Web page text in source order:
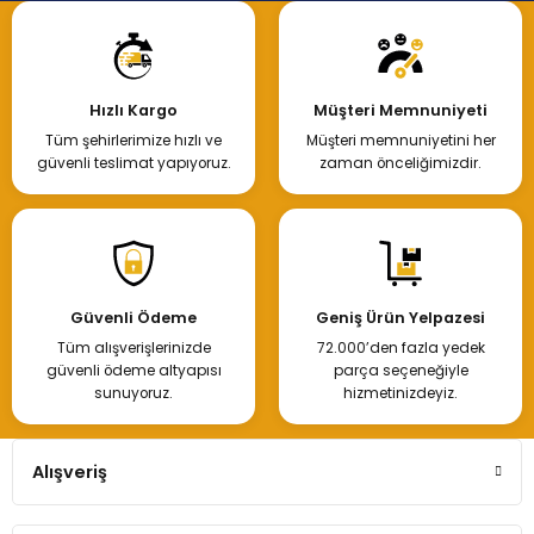
Hızlı Kargo
Tüm şehirlerimize hızlı ve
güvenli teslimat yapıyoruz.
Müşteri Memnuniyeti
Müşteri memnuniyetini her
zaman önceliğimizdir.
Güvenli Ödeme
Tüm alışverişlerinizde
güvenli ödeme altyapısı
sunuyoruz.
Geniş Ürün Yelpazesi
72.000’den fazla yedek
parça seçeneğiyle
hizmetinizdeyiz.
Alışveriş